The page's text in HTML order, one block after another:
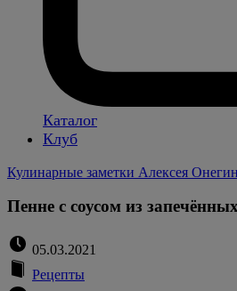
Каталог
Клуб
Кулинарные заметки Алексея
Пенне с соусом из
05.03.2021
Рецепты